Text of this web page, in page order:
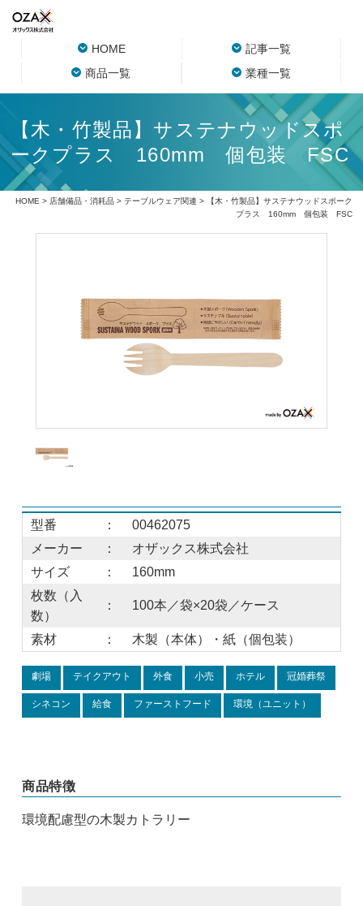
HOME
記事一覧
商品一覧
業種一覧
【木・竹製品】サステナウッドスポ
ークプラス 160mm 個包装 FSC
HOME > 店舗備品・消耗品> テーブルウェア関連 > 【木・竹製品】サステナウッドスポーク
プラス 160mm 個包装 FSC
型番 ：
00462075
メーカー
：
オザックス株式会社
サイズ
：
160mm
枚数（入
数）
： 100本／袋×20袋／ケース
素材 ： 木製（本体）・紙（個包装）
劇場 テイクアウト 外食 小売 ホテル 冠婚葬祭
シネコン 給食 ファーストフード 環境（ユニット）
商品特徴
環境配慮型の木製カトラリー